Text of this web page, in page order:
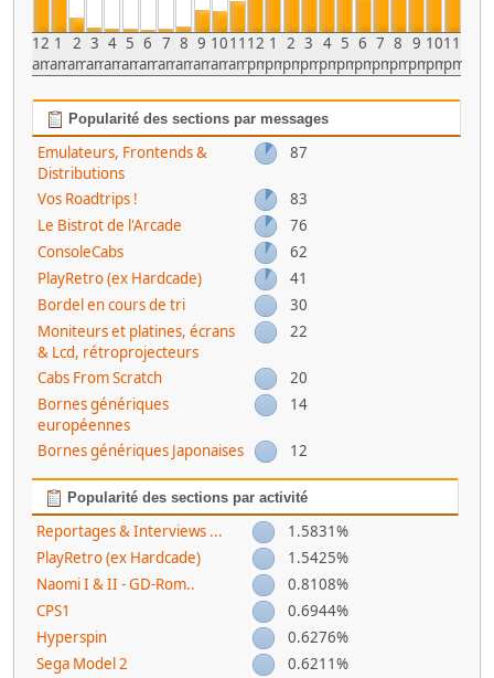
12
am
1
am
2
am
3
am
4
am
5
am
6
am
7
am
8
am
9
am
10
am
11
am
12
pm
1
pm
2
pm
3
pm
4
pm
5
pm
6
pm
7
pm
8
pm
9
pm
10
pm
11
pm
Popularité des sections par messages
Emulateurs, Frontends &
Distributions
87
Vos Roadtrips !
83
Le Bistrot de l'Arcade
76
ConsoleCabs
62
PlayRetro (ex Hardcade)
41
Bordel en cours de tri
30
Moniteurs et platines, écrans
& Lcd, rétroprojecteurs
22
Cabs From Scratch
20
Bornes génériques
européennes
14
Bornes génériques Japonaises 12
Popularité des sections par activité
Reportages & Interviews ...
1.5831%
PlayRetro (ex Hardcade)
1.5425%
Naomi I & II - GD-Rom..
0.8108%
CPS1
0.6944%
Hyperspin
0.6276%
Sega Model 2
0.6211%